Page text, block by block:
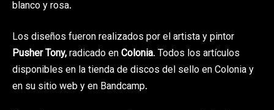
blanco y rosa.
Los diseños fueron realizados por el artista y pintor
Pusher Tony,radicado enColonia. Todos los artículos
disponibles en la tienda de discos del sello en Colonia y
en su sitio web y en Bandcamp.